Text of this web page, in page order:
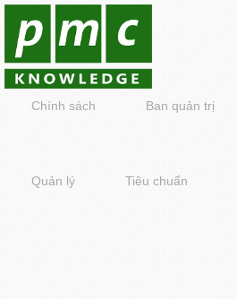
Chính sách Ban quản trị
Quản lý Tiêu chuẩn